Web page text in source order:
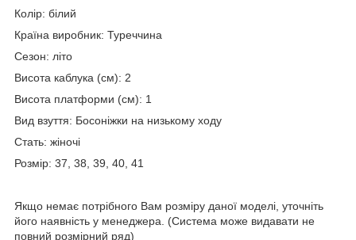
Колір: білий
Країна виробник: Туреччина
Сезон: літо
Висота каблука (см): 2
Висота платформи (см): 1
Вид взуття: Босоніжки на низькому ходу
Стать: жіночі
Розмір: 37, 38, 39, 40, 41
Якщо немає потрібного Вам розміру даної моделі, уточніть
його наявність у менеджера. (Система може видавати не
повний розмірний ряд)